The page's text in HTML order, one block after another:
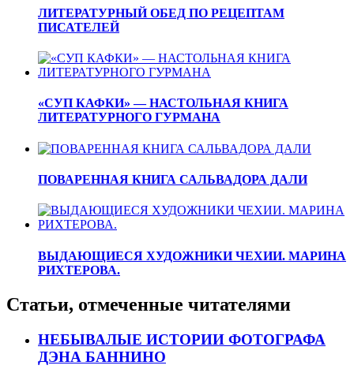
ЛИТЕРАТУРНЫЙ ОБЕД ПО РЕЦЕПТАМ
ПИСАТЕЛЕЙ
«СУП КАФКИ» — НАСТОЛЬНАЯ КНИГА
ЛИТЕРАТУРНОГО ГУРМАНА
ПОВАРЕННАЯ КНИГА САЛЬВАДОРА ДАЛИ
ВЫДАЮЩИЕСЯ ХУДОЖНИКИ ЧЕХИИ. МАРИНА
РИХТЕРОВА.
Статьи, отмеченные читателями
НЕБЫВАЛЫЕ ИСТОРИИ ФОТОГРАФА
ДЭНА БАННИНО